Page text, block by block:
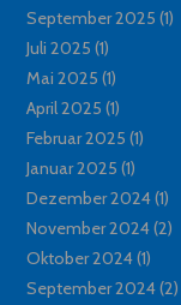
September 2025 (1)
Juli 2025 (1)
Mai 2025 (1)
April 2025 (1)
Februar 2025 (1)
Januar 2025 (1)
Dezember 2024(1)
November 2024(2)
Oktober 2024(1)
September 2024(2)